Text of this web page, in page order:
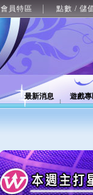
會員特區 點數 / 儲
最新消息 遊戲